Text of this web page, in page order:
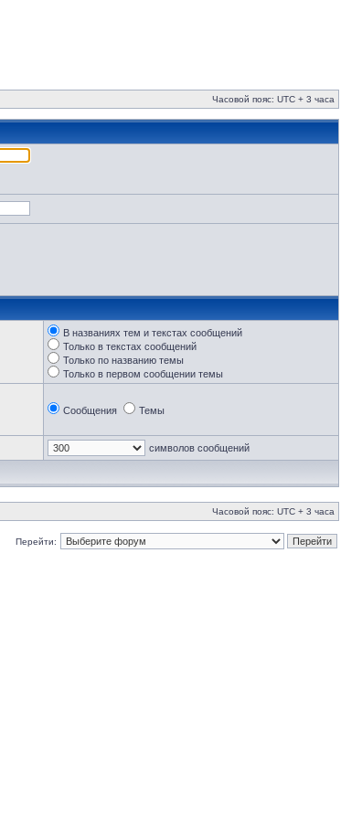
Часовой пояс: UTC + 3 часа
В названиях тем и текстах сообщений
Только в текстах сообщений
Только по названию темы
Только в первом сообщении темы
Сообщения Темы
символов сообщений
Часовой пояс: UTC + 3 часа
Перейти: